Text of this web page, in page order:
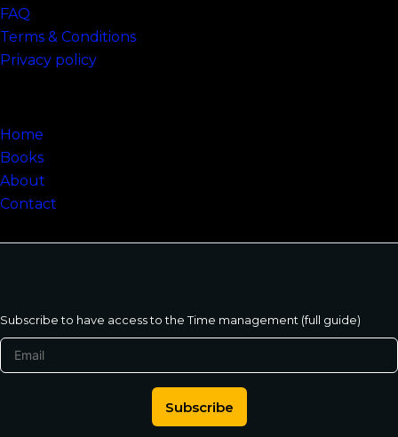
FAQ
Terms & Conditions
Privacy policy
Home
Books
About
Contact
Subscribe to have access to the Time management (full guide)
Subscribe